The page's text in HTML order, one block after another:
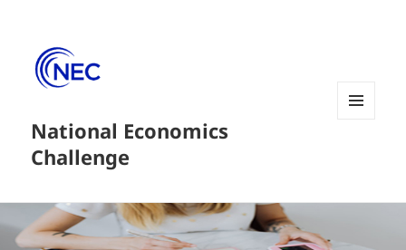
National Economics
Challenge